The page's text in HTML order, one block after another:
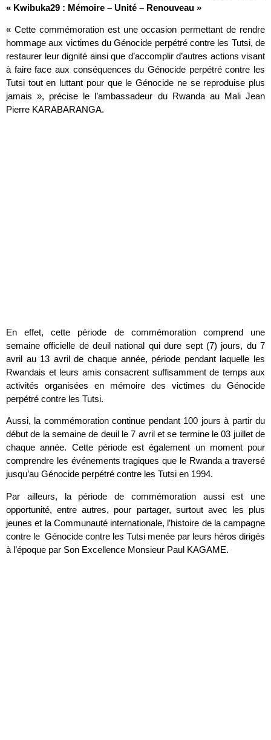
« Kwibuka29 : Mémoire – Unité – Renouveau »
« Cette commémoration est une occasion permettant de rendre
hommage aux victimes du Génocide perpétré contre les Tutsi, de
restaurer leur dignité ainsi que d’accomplir d’autres actions visant
à faire face aux conséquences du Génocide perpétré contre les
Tutsi tout en luttant pour que le Génocide ne se reproduise plus
jamais », précise le l’ambassadeur du Rwanda au Mali Jean
Pierre KARABARANGA.
En effet, cette période de commémoration comprend une
semaine officielle de deuil national qui dure sept (7) jours, du 7
avril au 13 avril de chaque année, période pendant laquelle les
Rwandais et leurs amis consacrent suffisamment de temps aux
activités organisées en mémoire des victimes du Génocide
perpétré contre les Tutsi.
Aussi, la commémoration continue pendant 100 jours à partir du
début de la semaine de deuil le 7 avril et se termine le 03 juillet de
chaque année. Cette période est également un moment pour
comprendre les événements tragiques que le Rwanda a traversé
jusqu’au Génocide perpétré contre les Tutsi en 1994.
Par ailleurs, la période de commémoration aussi est une
opportunité, entre autres, pour partager, surtout avec les plus
jeunes et la Communauté internationale, l’histoire de la campagne
contre le Génocide contre les Tutsi menée par leurs héros dirigés
à l’époque par Son Excellence Monsieur Paul KAGAME.